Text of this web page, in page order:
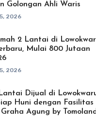
Golongan Ahli Waris
2026
2 Lantai di
Mulai 800 Jutaan
2026
Dijual di
Huni dengan Fasilitas
Graha Agung by Tomoland